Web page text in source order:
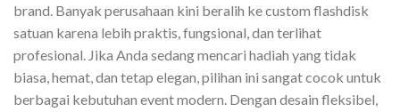
brand. Banyak perusahaan kini beralih ke custom flashdisk
satuan karena lebih praktis, fungsional, dan terlihat
profesional. Jika Anda sedang mencari hadiah yang tidak
biasa, hemat, dan tetap elegan, pilihan ini sangat cocok untuk
berbagai kebutuhan event modern. Dengan desain fleksibel,